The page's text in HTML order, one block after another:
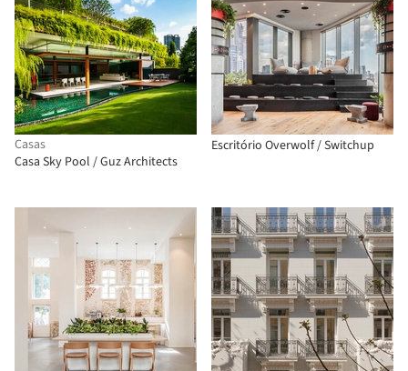
Casas
Casa Sky Pool / Guz Architects
Escritório Overwolf / Switchup